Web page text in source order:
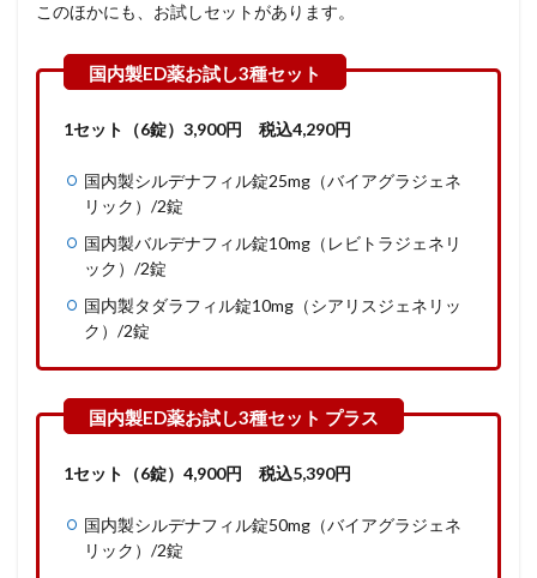
このほかにも、お試しセットがあります。
1セット（6錠）3,900円 税込4,290円
国内製シルデナフィル錠25mg（バイアグラジェネ
リック）/2錠
国内製バルデナフィル錠10mg（レビトラジェネリ
ック）/2錠
国内製タダラフィル錠10mg（シアリスジェネリッ
ク）/2錠
1セット（6錠） 4,900円 税込5,390円
国内製シルデナフィル錠50mg（バイアグラジェネ
リック）/2錠